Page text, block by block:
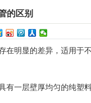
的区别
明显的差异，适用于不
一层壁厚均匀的纯塑